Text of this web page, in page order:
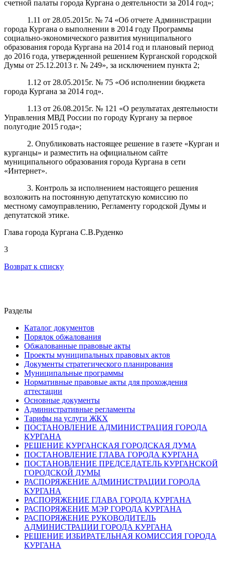
счетной палаты города Кургана о деятельности за 2014 год»;
1.11 от 28.05.2015г. № 74 «Об отчете Администрации
города Кургана о выполнении в 2014 году Программы
социально-экономического развития муниципального
образования города Кургана на 2014 год и плановый период
до 2016 года, утвержденной решением Курганской городской
Думы от 25.12.2013 г. № 249», за исключением пункта 2;
1.12 от 28.05.2015г. № 75 «Об исполнении бюджета
города Кургана за 2014 год».
1.13 от 26.08.2015г. № 121 «О результатах деятельности
Управления МВД России по городу Кургану за первое
полугодие 2015 года»;
2. Опубликовать настоящее решение в газете «Курган и
курганцы» и разместить на официальном сайте
муниципального образования города Кургана в сети
«Интернет».
3. Контроль за исполнением настоящего решения
возложить на постоянную депутатскую комиссию по
местному самоуправлению, Регламенту городской Думы и
депутатской этике.
Глава города Кургана С.В.Руденко
3
Возврат к списку
Разделы
Каталог документов
Порядок обжалования
Обжалованные правовые акты
Проекты муниципальных правовых актов
Документы стратегического планирования
Муниципальные программы
Нормативные правовые акты для прохождения
аттестации
Основные документы
Административные регламенты
Тарифы на услуги ЖКХ
ПОСТАНОВЛЕНИЕ АДМИНИСТРАЦИЯ ГОРОДА
КУРГАНА
РЕШЕНИЕ КУРГАНСКАЯ ГОРОДСКАЯ ДУМА
ПОСТАНОВЛЕНИЕ ГЛАВА ГОРОДА КУРГАНА
ПОСТАНОВЛЕНИЕ ПРЕДСЕДАТЕЛЬ КУРГАНСКОЙ
ГОРОДСКОЙ ДУМЫ
РАСПОРЯЖЕНИЕ АДМИНИСТРАЦИИ ГОРОДА
КУРГАНА
РАСПОРЯЖЕНИЕ ГЛАВА ГОРОДА КУРГАНА
РАСПОРЯЖЕНИЕ МЭР ГОРОДА КУРГАНА
РАСПОРЯЖЕНИЕ РУКОВОДИТЕЛЬ
АДМИНИСТРАЦИИ ГОРОДА КУРГАНА
РЕШЕНИЕ ИЗБИРАТЕЛЬНАЯ КОМИССИЯ ГОРОДА
КУРГАНА